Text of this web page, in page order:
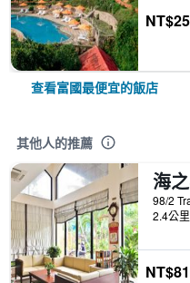
查看富國最便宜的飯店
其他人的推薦
2.4公